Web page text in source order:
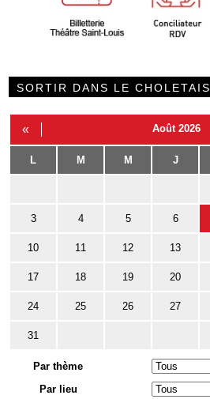
SORTIR DANS LE CHOLETAIS
« Août 2026
L M M J
3 4 5 6
10 11 12 13
17 18 19 20
24 25 26 27
31
Par thème
Par lieu